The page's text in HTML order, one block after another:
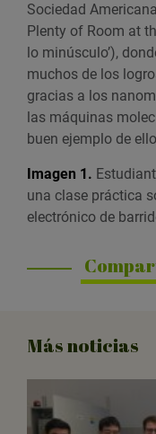
Sociedad
Plenty of Room at
lo minúsculo’),
muchos de los
gracias a los
las máquinas
buen ejemplo de
Imagen 1.
una clase práctica
electrónico de
Más noticias